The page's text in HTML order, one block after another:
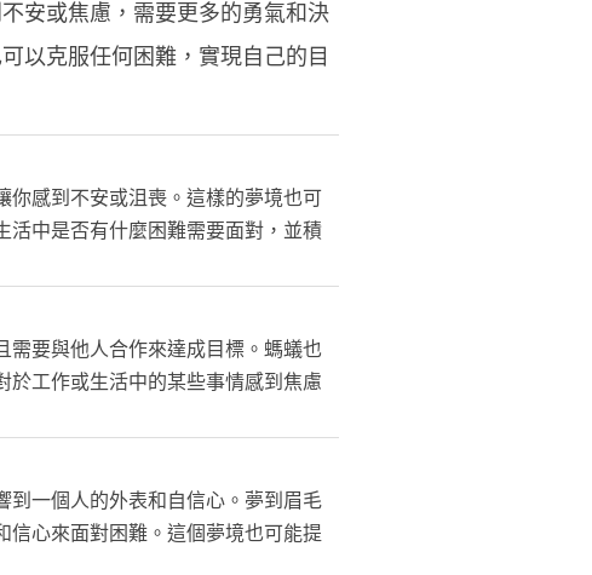
安或焦慮，需要更多的勇氣和決
以克服任何困難，實現自己的目
你感到不安或沮喪。這樣的夢境也可
活中是否有什麼困難需要面對，並積
需要與他人合作來達成目標。螞蟻也
於工作或生活中的某些事情感到焦慮
到一個人的外表和自信心。夢到眉毛
信心來面對困難。這個夢境也可能提